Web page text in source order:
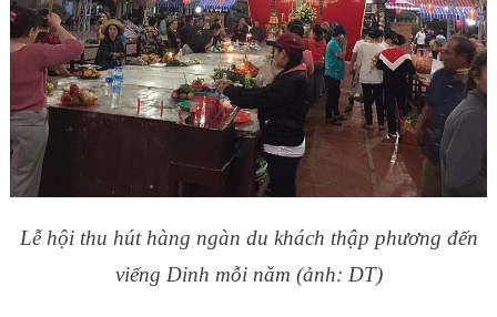
Lễ hội thu hút hàng ngàn du khách thập phương đến
viếng Dinh mỗi năm (ảnh: DT)